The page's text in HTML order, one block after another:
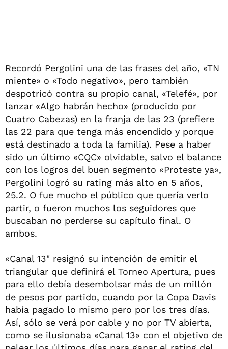
Recordó Pergolini una de las frases del año, «TN
miente» o «Todo negativo», pero también
despotricó contra su propio canal, «Telefé», por
lanzar «Algo habrán hecho» (producido por
Cuatro Cabezas) en la franja de las 23 (prefiere
las 22 para que tenga más encendido y porque
está destinado a toda la familia). Pese a haber
sido un último «CQC» olvidable, salvo el balance
con los logros del buen segmento «Proteste ya»,
Pergolini logró su rating más alto en 5 años,
25.2. O fue mucho el público que quería verlo
partir, o fueron muchos los seguidores que
buscaban no perderse su capítulo final. O
ambos.
«Canal 13" resignó su intención de emitir el
triangular que definirá el Torneo Apertura, pues
para ello debía desembolsar más de un millón
de pesos por partido, cuando por la Copa Davis
había pagado lo mismo pero por los tres días.
Así, sólo se verá por cable y no por TV abierta,
como se ilusionaba «Canal 13» con el objetivo de